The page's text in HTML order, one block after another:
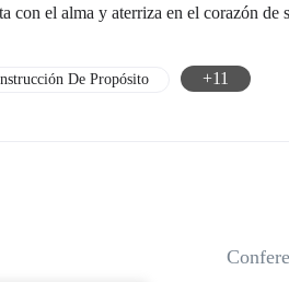
con el alma y aterriza en el corazón
De Propósito +11